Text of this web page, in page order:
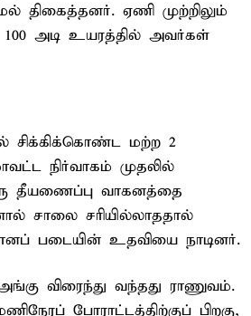
திகைத்தனர். ஏணி முற்றிலும்
அடி உயரத்தில் அவர்கள்
சிக்கிக்கொண்ட மற்ற 2
நிர்வாகம் முதலில்
ஒரு தீயணைப்பு வாகனத்தை
சாலை சரியில்லாததால்
படையின் உதவியை நாடினர்.
விரைந்து வந்தது ராணுவம்.
போராட்டத்திற்குப் பிறகு,